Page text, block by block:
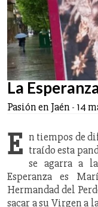
La
Pasión en Jaén - 14
E n tiempos de
traído esta
se agarra a
Esperanza es
Hermandad del
sacar a su Virgen a